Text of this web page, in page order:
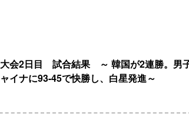
大会2日目 試合結果 ～ 韓国が2連勝。男
ャイナに93-45で快勝し、白星発進～